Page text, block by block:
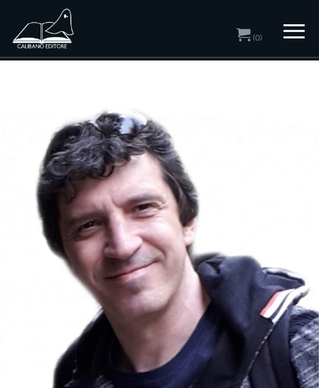
(0)
Home/ Autori